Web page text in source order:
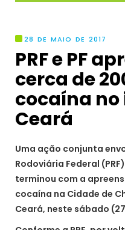
28 DE MAIO DE 2017
PRF e PF
cerca de
cocaína
Ceará
Uma ação conjunta
Rodoviária Federal
terminou com a
cocaína na Cidade de
Ceará, neste sábado